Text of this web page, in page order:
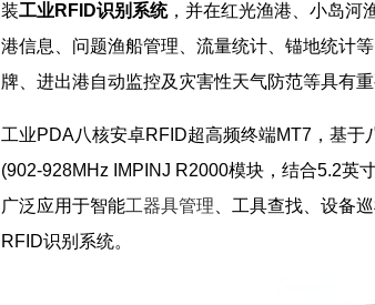
装工业RFID识别系统，并在红光渔港、小岛河
港信息、问题渔船管理、流量统计、锚地统计
牌、进出港自动监控及灾害性天气防范等具有重
工业PDA八核安卓RFID超高频终端MT7，基于
(902-928MHz IMPINJ R2000模块，结合5.2英
广泛应用于智能工器具管理 、工具查找、设备
RFID识别系统。